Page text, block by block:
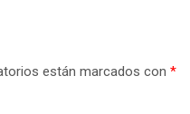
están marcados con *